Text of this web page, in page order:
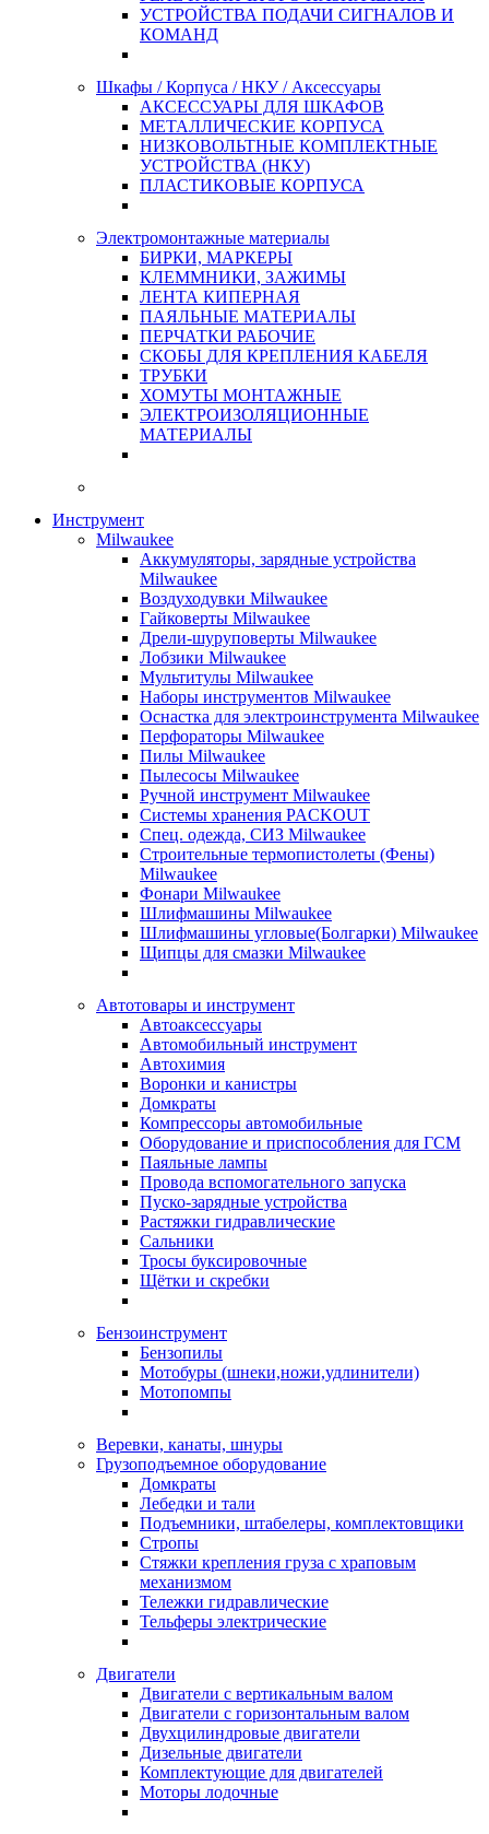
УСТРОЙСТВА ПОДАЧИ СИГНАЛОВ И
КОМАНД
Шкафы / Корпуса / НКУ / Аксессуары
АКСЕССУАРЫ ДЛЯ ШКАФОВ
МЕТАЛЛИЧЕСКИЕ КОРПУСА
НИЗКОВОЛЬТНЫЕ КОМПЛЕКТНЫЕ
УСТРОЙСТВА (НКУ)
ПЛАСТИКОВЫЕ КОРПУСА
Электромонтажные материалы
БИРКИ, МАРКЕРЫ
КЛЕММНИКИ, ЗАЖИМЫ
ЛЕНТА КИПЕРНАЯ
ПАЯЛЬНЫЕ МАТЕРИАЛЫ
ПЕРЧАТКИ РАБОЧИЕ
СКОБЫ ДЛЯ КРЕПЛЕНИЯ КАБЕЛЯ
ТРУБКИ
ХОМУТЫ МОНТАЖНЫЕ
ЭЛЕКТРОИЗОЛЯЦИОННЫЕ
МАТЕРИАЛЫ
Инструмент
Milwaukee
Аккумуляторы, зарядные устройства
Milwaukee
Воздуходувки Milwaukee
Гайковерты Milwaukee
Дрели-шуруповерты Milwaukee
Лобзики Milwaukee
Мультитулы Milwaukee
Наборы инструментов Milwaukee
Оснастка для электроинструмента Milwaukee
Перфораторы Milwaukee
Пилы Milwaukee
Пылесосы Milwaukee
Ручной инструмент Milwaukee
Системы хранения PACKOUT
Спец. одежда, СИЗ Milwaukee
Строительные термопистолеты (Фены)
Milwaukee
Фонари Milwaukee
Шлифмашины Milwaukee
Шлифмашины угловые(Болгарки) Milwaukee
Щипцы для смазки Milwaukee
Автотовары и инструмент
Автоаксессуары
Автомобильный инструмент
Автохимия
Воронки и канистры
Домкраты
Компрессоры автомобильные
Оборудование и приспособления для ГСМ
Паяльные лампы
Провода вспомогательного запуска
Пуско-зарядные устройства
Растяжки гидравлические
Сальники
Тросы буксировочные
Щётки и скребки
Бензоинструмент
Бензопилы
Мотобуры (шнеки,ножи,удлинители)
Мотопомпы
Веревки, канаты, шнуры
Грузоподъемное оборудование
Домкраты
Лебедки и тали
Подъемники, штабелеры, комплектовщики
Стропы
Стяжки крепления груза с храповым
механизмом
Тележки гидравлические
Тельферы электрические
Двигатели
Двигатели с вертикальным валом
Двигатели с горизонтальным валом
Двухцилиндровые двигатели
Дизельные двигатели
Комплектующие для двигателей
Моторы лодочные